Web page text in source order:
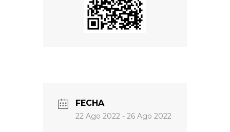
FECHA
22 Ago 2022 - 26 Ago 2022